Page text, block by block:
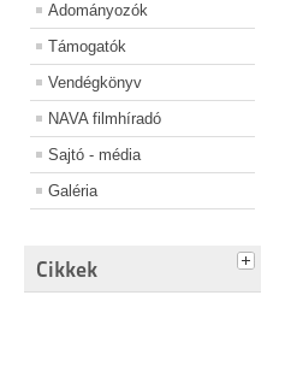
Adományozók
Támogatók
Vendégkönyv
NAVA filmhíradó
Sajtó - média
Galéria
Cikkek